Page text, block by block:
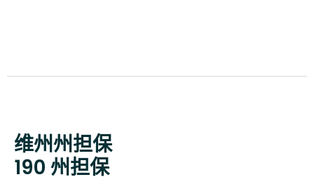
维州州担保
190 州担保